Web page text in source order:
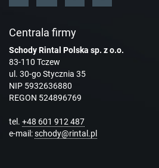
Centrala firmy
Schody Rintal Polska sp. z o.o.
83-110 Tczew
ul. 30-go Stycznia 35
NIP 5932636880
REGON 524896769
tel. +48 601 912 487
e-mail:schody@rintal.pl